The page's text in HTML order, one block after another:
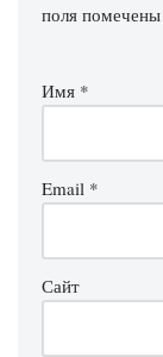
поля помечены
Имя *
Email *
Сайт